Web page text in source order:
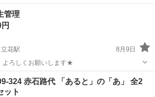
管理
花駅
8月9日
よろしくお願いします★
いよ立花駅 参考書
324 赤石路代 「あると」の「あ」 全2
ット